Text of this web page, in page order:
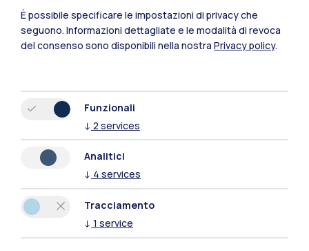
IT EN
Sedi
Milano Leonardo
Milano Bovisa
È possibile specificare le impostazioni di privacy che
seguono. Informazioni dettagliate e le modalità di revoca
del consenso sono disponibili nella nostra Privacy policy.
Funzionali
↓ 2 services
Analitici
↓ 4 services
Tracciamento
↓ 1 service